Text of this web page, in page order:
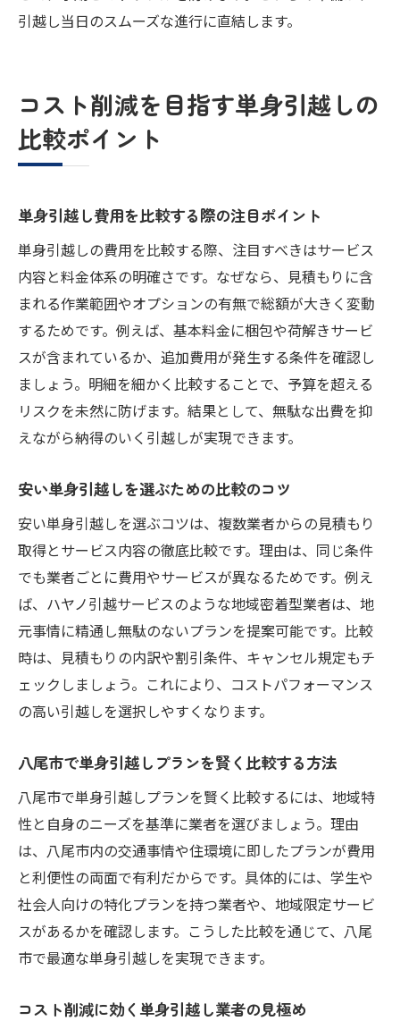
引越し当日のスムーズな進行に直結します。
コスト削減を目指す単身引越しの
比較ポイント
単身引越し費用を比較する際の注目ポイント
単身引越しの費用を比較する際、注目すべきはサービス
内容と料金体系の明確さです。なぜなら、見積もりに含
まれる作業範囲やオプションの有無で総額が大きく変動
するためです。例えば、基本料金に梱包や荷解きサービ
スが含まれているか、追加費用が発生する条件を確認し
ましょう。明細を細かく比較することで、予算を超える
リスクを未然に防げます。結果として、無駄な出費を抑
えながら納得のいく引越しが実現できます。
安い単身引越しを選ぶための比較のコツ
安い単身引越しを選ぶコツは、複数業者からの見積もり
取得とサービス内容の徹底比較です。理由は、同じ条件
でも業者ごとに費用やサービスが異なるためです。例え
ば、ハヤノ引越サービスのような地域密着型業者は、地
元事情に精通し無駄のないプランを提案可能です。比較
時は、見積もりの内訳や割引条件、キャンセル規定もチ
ェックしましょう。これにより、コストパフォーマンス
の高い引越しを選択しやすくなります。
八尾市で単身引越しプランを賢く比較する方法
八尾市で単身引越しプランを賢く比較するには、地域特
性と自身のニーズを基準に業者を選びましょう。理由
は、八尾市内の交通事情や住環境に即したプランが費用
と利便性の両面で有利だからです。具体的には、学生や
社会人向けの特化プランを持つ業者や、地域限定サービ
スがあるかを確認します。こうした比較を通じて、八尾
市で最適な単身引越しを実現できます。
コスト削減に効く単身引越し業者の見極め